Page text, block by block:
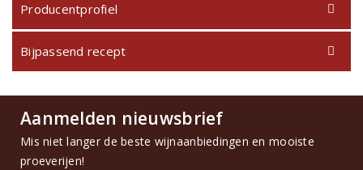
Producentprofiel
Bijpassend recept
Aanmelden nieuwsbrief
Mis niet langer de beste wijnaanbiedingen en mooiste
proeverijen!